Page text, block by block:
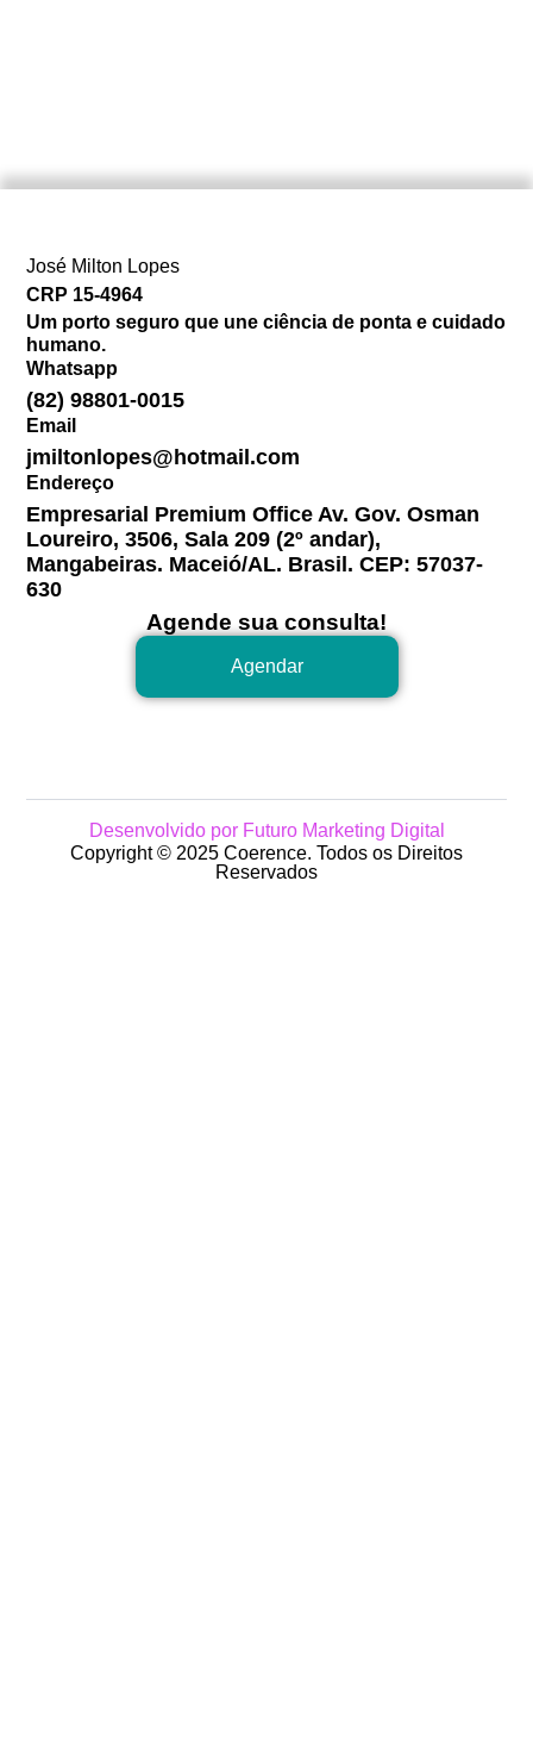
José Milton Lopes​
CRP 15-4964
Um porto seguro que une ciência de ponta e cuidado
humano.
Whatsapp
(82) 98801-0015
Email
jmiltonlopes@hotmail.com
Endereço
Empresarial Premium Office Av. Gov. Osman
Loureiro, 3506, Sala 209 (2º andar),
Mangabeiras. Maceió/AL. Brasil. CEP: 57037-
630
Agende sua consulta!
Agendar
Desenvolvido por Futuro Marketing Digital
Copyright © 2025 Coerence. Todos os Direitos
Reservados